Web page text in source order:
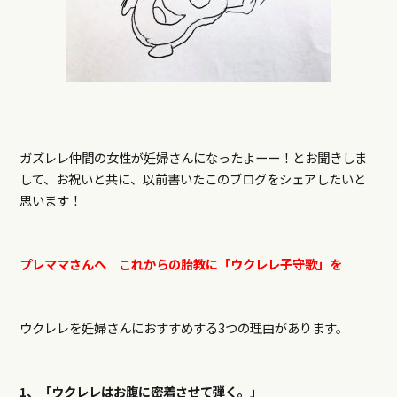
ガズレレ仲間の女性が妊婦さんになったよーー！とお聞きしま
して、お祝いと共に、以前書いたこのブログをシェアしたいと
思います！
プレママさんへ これからの胎教に「ウクレレ子守歌」を
ウクレレを妊婦さんにおすすめする3つの理由があります。
1、「ウクレレはお腹に密着させて弾く。」